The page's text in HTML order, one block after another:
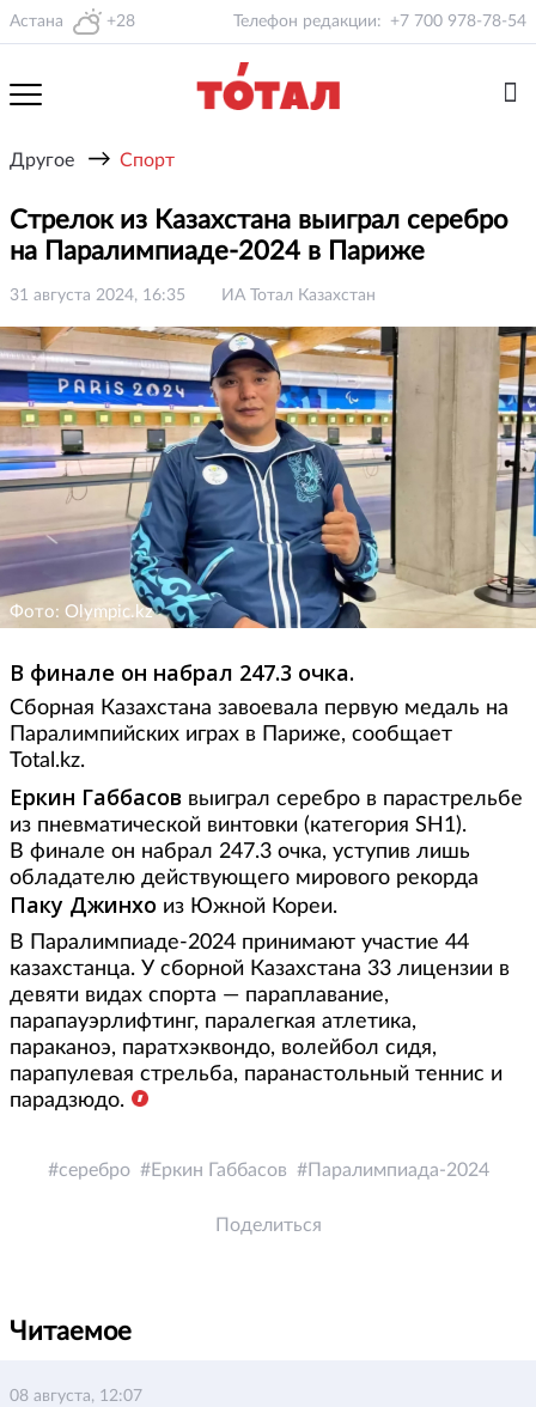
Астана +28 Телефон редакции: +7 700 978-78-54
Другое → Спорт
Стрелок из Казахстана выиграл серебро
на Паралимпиаде-2024 в Париже
31 августа 2024, 16:35 ИА Тотал Казахстан
Фото: Olympic.kz
В финале он набрал 247.3 очка.
Сборная Казахстана завоевала первую медаль на
Паралимпийских играх в Париже, сообщает
Total.kz.
Еркин Габбасов выиграл серебро в парастрельбе
из пневматической винтовки (категория SH1).
В финале он набрал 247.3 очка, уступив лишь
обладателю действующего мирового рекорда
Паку Джинхо из Южной Кореи.
В Паралимпиаде-2024 принимают участие 44
казахстанца. У сборной Казахстана 33 лицензии в
девяти видах спорта — параплавание,
парапауэрлифтинг, паралегкая атлетика,
параканоэ, паратхэквондо, волейбол сидя,
парапулевая стрельба, паранастольный теннис и
парадзюдо.
серебро Еркин Габбасов Паралимпиада-2024
Поделиться
Читаемое
08 августа, 12:07